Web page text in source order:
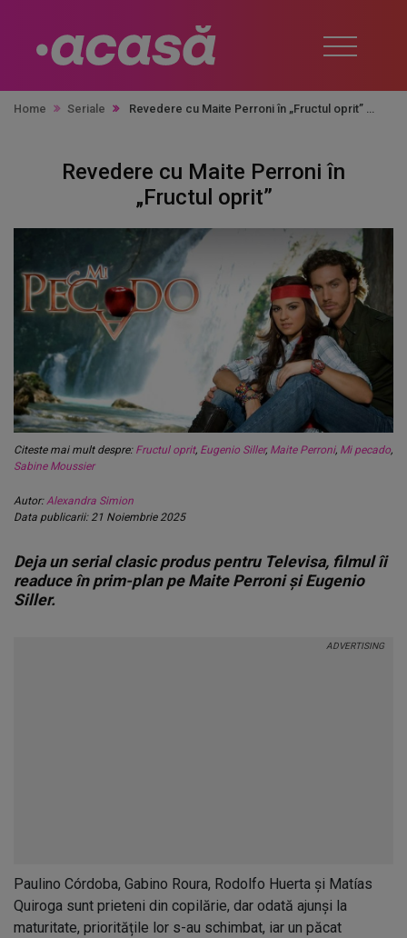
Home Seriale Revedere cu Maite Perroni în „Fructul oprit”
Revedere cu Maite Perroni în
„Fructul oprit”
Citeste mai mult despre: Fructul oprit, Eugenio Siller, Maite Perroni, Mi pecado,
Sabine Moussier
Autor:Alexandra Simion
Data publicarii: 21 Noiembrie 2025
Deja un serial clasic produs pentru Televisa, filmul îi
readuce în prim-plan pe Maite Perroni și Eugenio
Siller.
Paulino Córdoba, Gabino Roura, Rodolfo Huerta și Matías
Quiroga sunt prieteni din copilărie, dar odată ajunși la
maturitate, prioritățile lor s-au schimbat, iar un păcat